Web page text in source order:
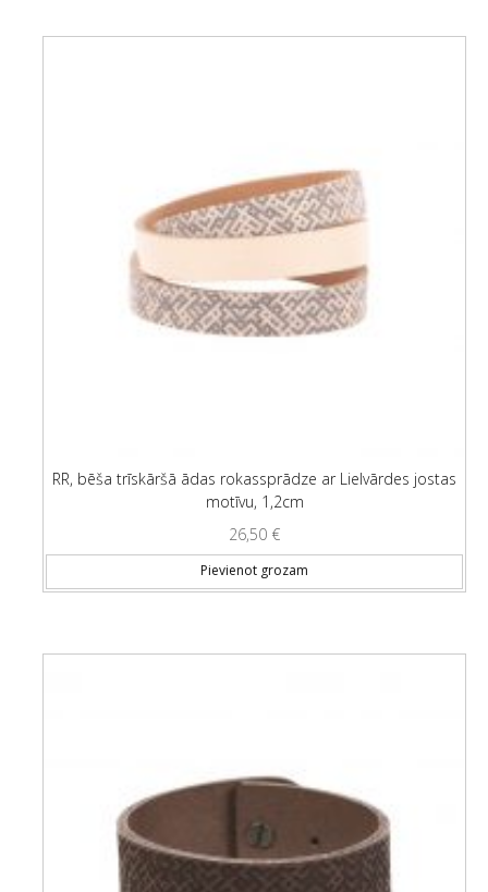
RR, bēša trīskāršā ādas rokassprādze ar Lielvārdes jostas
motīvu, 1,2cm
26,50 €
Pievienot grozam